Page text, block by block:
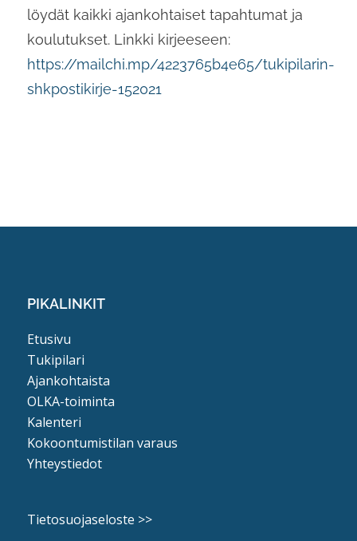
löydät kaikki ajankohtaiset tapahtumat ja
koulutukset. Linkki kirjeeseen:
https://mailchi.mp/4223765b4e65/tukipilarin-
shkpostikirje-152021
PIKALINKIT
Etusivu
Tukipilari
Ajankohtaista
OLKA-toiminta
Kalenteri
Kokoontumistilan varaus
Yhteystiedot
Tietosuojaseloste >>